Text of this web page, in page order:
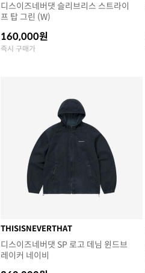
디스이즈네버댓 슬리브리스 스트라이
프 탑 그린 (W)
160,000원
즉시 구매가
THISISNEVERTHAT
디스이즈네버댓 SP 로고 데님 윈드브
레이커 네이비